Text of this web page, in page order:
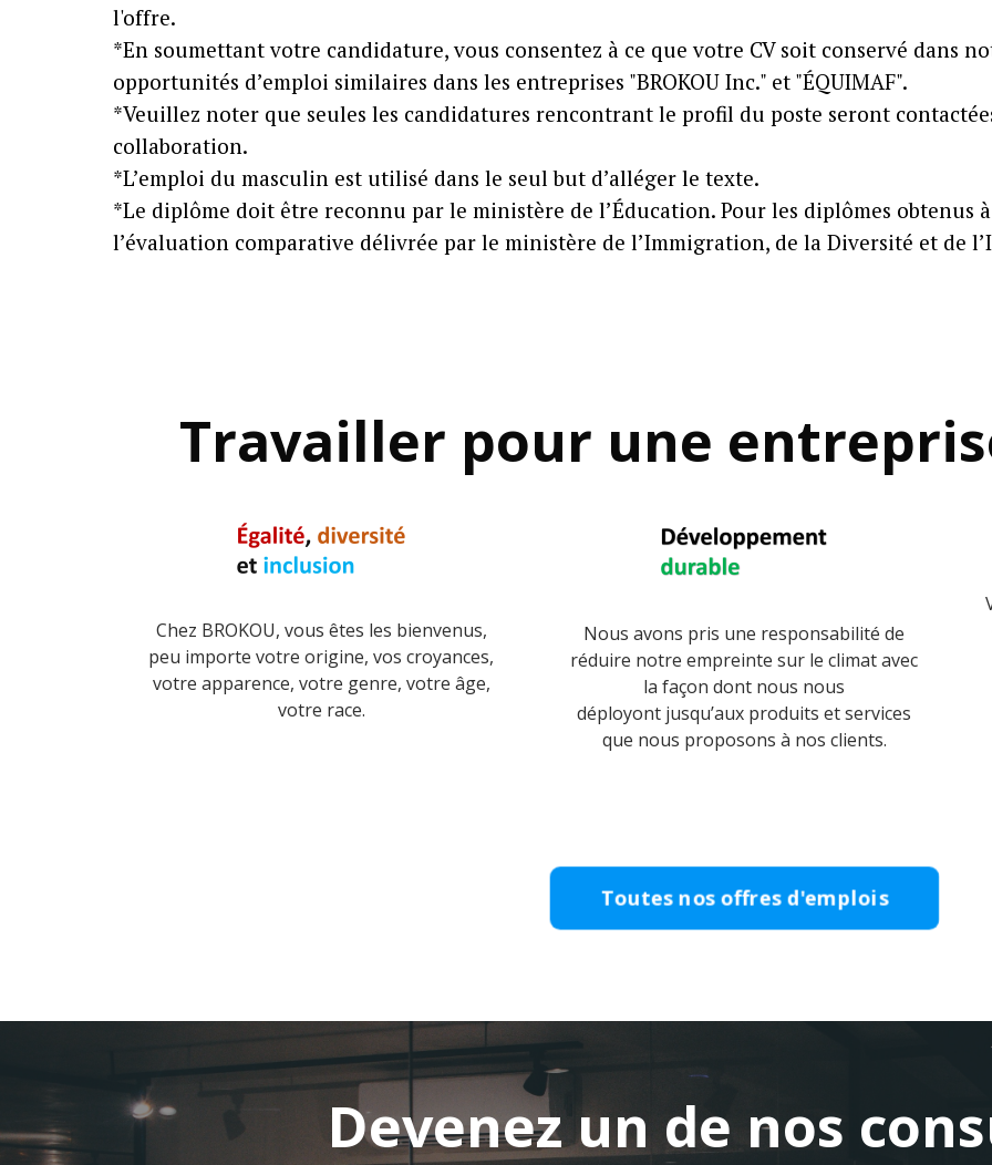
l'offre.
*En soumettant votre candidature, vous consentez à ce que votre CV soit conservé dans
opportunités d’emploi similaires dans les entreprises "BROKOU Inc." et "ÉQUIMAF".
*Veuillez noter que seules les candidatures rencontrant le profil du poste seront
collaboration.
*L’emploi du masculin est utilisé dans le seul but d’alléger le texte.
*Le diplôme doit être reconnu par le ministère de l’Éducation. Pour les diplômes obtenus
l’évaluation comparative délivrée par le ministère de l’Immigration, de la Diversité et de
Travailler pour une
Chez BROKOU, vous êtes les bienvenus,
peu importe votre origine, vos croyances,
votre apparence, votre genre, votre âge,
votre race.
Nous avons pris une responsabilité de
réduire notre empreinte sur le climat avec
la façon dont nous nous
déployont jusqu’aux produits et services
que nous proposons à nos clients.
Devenez un de nos